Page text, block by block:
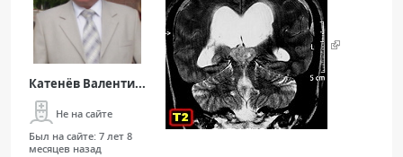
Катенёв Валенти...
Не на сайте
Был на сайте: 7 лет 8
месяцев назад